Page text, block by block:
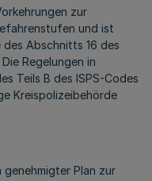
zur
und ist
Abschnitts 16 des
Regelungen in
Teils B des ISPS-Codes
Kreispolizeibehörde
Plan zur